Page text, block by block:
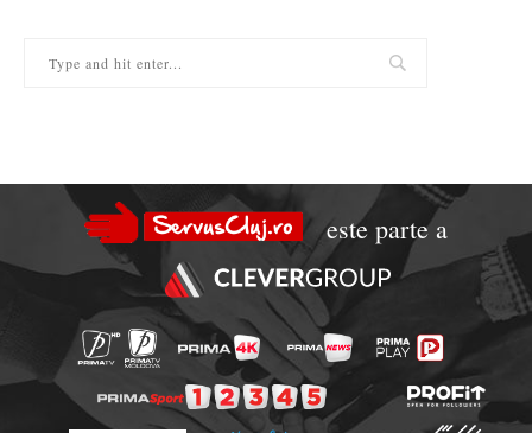
este parte a